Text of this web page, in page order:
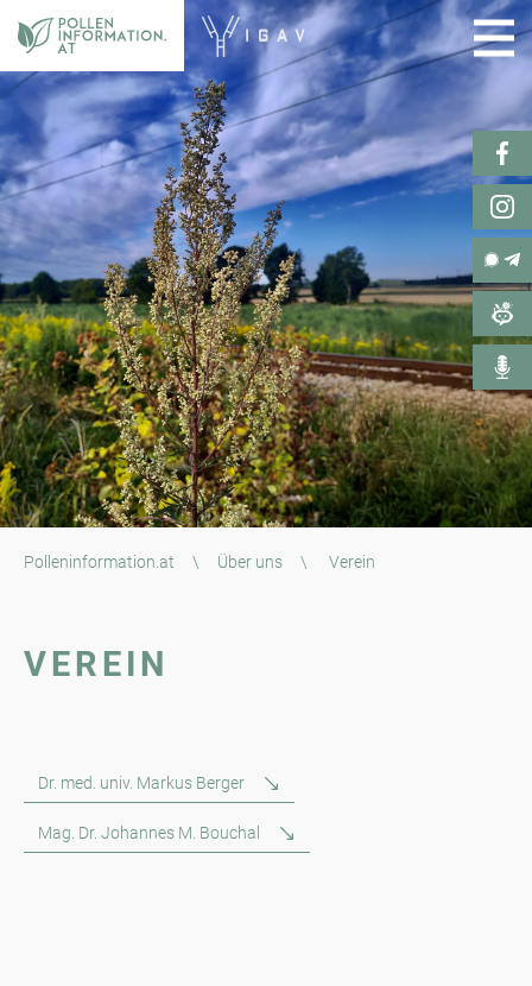
Polleninformation.at \ Über uns \ Verein
VEREIN
Dr. med. univ. Markus Berger
Mag. Dr. Johannes M. Bouchal